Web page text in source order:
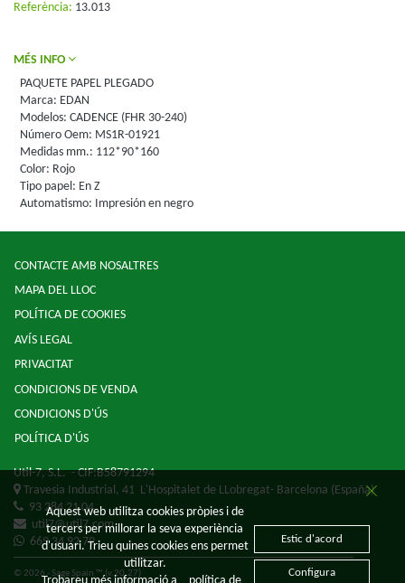
Referència: 13.013
MÉS INFO
PAQUETE PAPEL PLEGADO
Marca: EDAN
Modelos: CADENCE (FHR 30-240)
Número Oem: MS1R-01921
Medidas mm.: 112*90*160
Color: Rojo
Tipo papel: En Z
Automatismo: Impresión en negro
CONTACTE AMB NOSALTRES
MAPA DEL LLOC
POLÍTICA DE COOKIES
AVÍS LEGAL
PRIVACITAT
CONDICIONS DE VENDA
CONDICIONS D'ÚS
POLÍTICA D'ÚS
Util-7, S.L.- CIF:B58791294
Travesia Industrial, 41 L'Hospitalet de LLobregat- Barcelona (España)
93 284 21 04
util7@util7.com
669 34 92 79
© 2026 - Sage Spain ™ (v.20.27)
Aquest web utilitza cookies pròpies i de
tercers per millorar la seva experiència
d'usuari. Trieu quines cookies ens permet
utilitzar.
Estic d'acord
Configura